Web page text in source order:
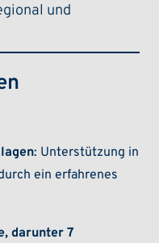
und
: Unterstützung in
ein erfahrenes
darunter 7